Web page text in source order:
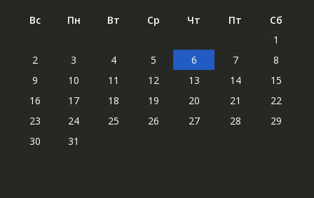
Вс Пн Вт Ср Чт Пт
Сб
1
2
3 4 5 6 7
8
9
10 11 12 13 14
15
16
17 18 19 20 21
22
23
24 25 26 27 28
29
30
31